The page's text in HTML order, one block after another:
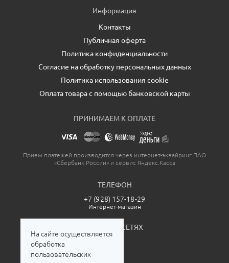
Информация
Контакты
Публичная оферта
Политика конфиденциальности
Согласие на обработку персональных данных
Политика использования cookie
Оплата товара с помощью банковской карты
ПРИНИМАЕМ К ОПЛАТЕ
Прием платежей производится через интернет-эквайринг ПАО
«Сбербанк России» и сервис Яндекс.Касса
ТЕЛЕФОН
+7 (928) 157-18-29
Интернет-магазин
МЫ В СОЦСЕТЯХ
На сайте осуществляется
обработка
пользовательских